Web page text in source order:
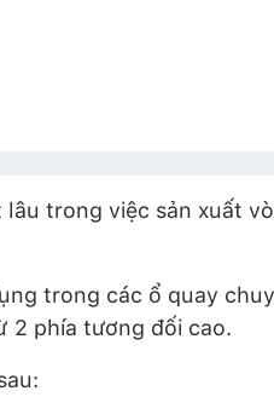
trong việc sản xuất
trong các ổ quay
2 phía tương đối cao.